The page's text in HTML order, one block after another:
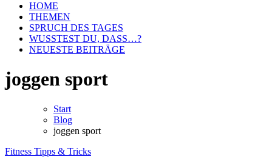
HOME
THEMEN
SPRUCH DES TAGES
WUSSTEST DU, DASS…?
NEUESTE BEITRÄGE
joggen sport
Start
Blog
joggen sport
Fitness Tipps & Tricks